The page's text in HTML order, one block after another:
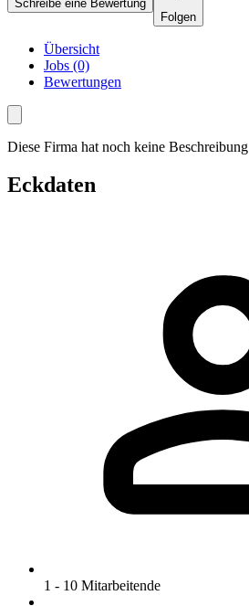
Schreibe eine Bewertung
Folgen
Übersicht
Jobs (0)
Bewertungen
Diese Firma hat noch keine Beschreibung
Eckdaten
1 - 10 Mitarbeitende